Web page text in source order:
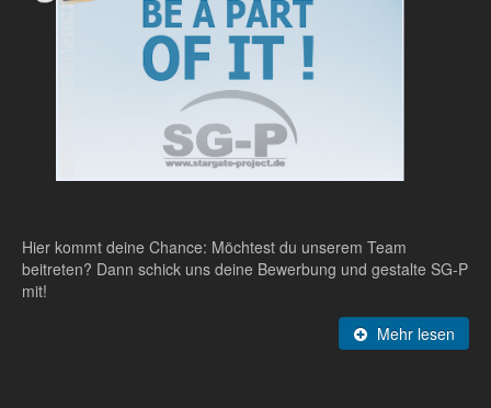
Hier kommt deine Chance: Möchtest du unserem Team
beitreten? Dann schick uns deine Bewerbung und gestalte SG-P
mit!
Mehr lesen